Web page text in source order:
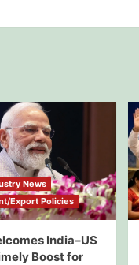
News
Export Policies
India–US
Boost for